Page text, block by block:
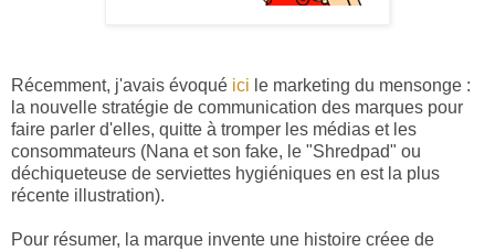
Récemment, j'avais évoqué ici le marketing du mensonge :
la nouvelle stratégie de communication des marques pour
faire parler d'elles, quitte à tromper les médias et les
consommateurs (Nana et son fake, le "Shredpad" ou
déchiqueteuse de serviettes hygiéniques en est la plus
récente illustration).
Pour résumer, la marque invente une histoire créee de